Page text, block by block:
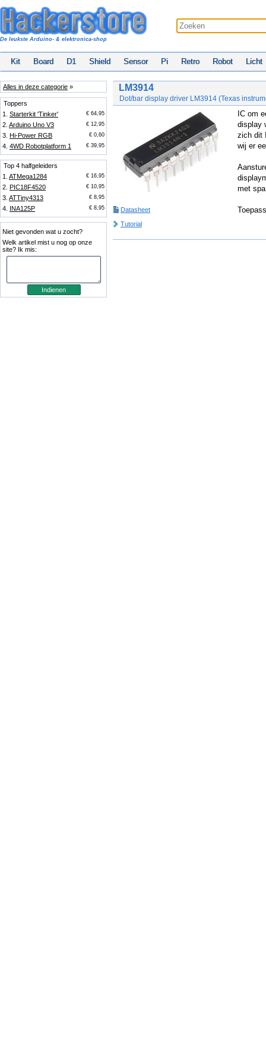
De leukste Arduino- & elektronica-shop
Kit Board D1 Shield Sensor Pi Retro Robot Licht
Alles in deze categorie »
Toppers
1. Starterkit 'Tinker' € 64,95
2. Arduino Uno V3 € 12,95
3. Hi-Power RGB € 0,60
4. 4WD Robotplatform 1 € 39,95
Top 4 halfgeleiders
1. ATMega1284 € 16,95
2. PIC18F4520 € 10,95
3. ATTiny4313 € 8,95
4. INA125P € 8,95
Niet gevonden wat u zocht?
Welk artikel mist u nog op onze
site? Ik mis:
LM3914
Dot/bar display driver LM3914 (Texas
Datasheet
Tutorial
IC om
display
zich dit
wij er
met